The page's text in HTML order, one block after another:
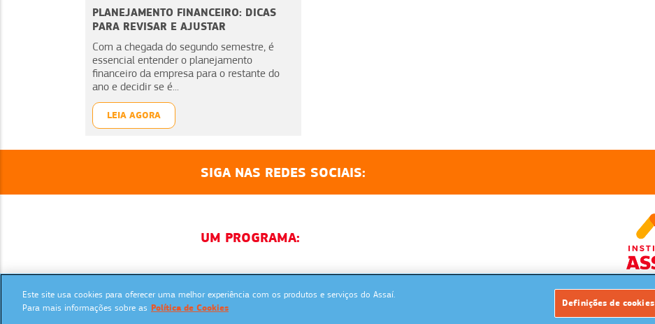
PLANEJAMENTO FINANCEIRO: DICAS
PARA REVISAR E AJUSTAR
Com a chegada do segundo semestre, é
essencial entender o planejamento
financeiro da empresa para o restante do
ano e decidir se é...
LEIA AGORA
SIGA NAS REDES SOCIAIS:
UM PROGRAMA:
Copyrights 2026. Todos os direitos reservados.
Este site usa cookies para oferecer uma melhor experiência com os produtos e serviços do Assaí.
Para mais informações sobre as Política de Cookies Definições de cookies